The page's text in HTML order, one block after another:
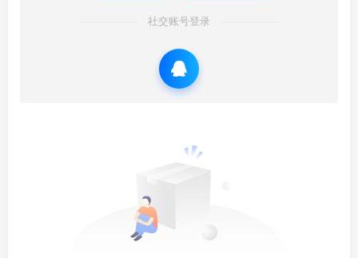
社交账号登录